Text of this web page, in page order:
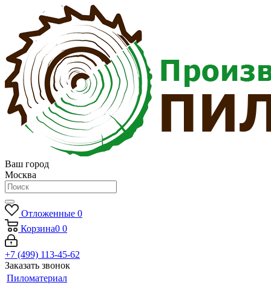
Ваш город
Москва
Отложенные 0
Корзина0 0
+7 (499) 113-45-62
Заказать звонок
Пиломатериал